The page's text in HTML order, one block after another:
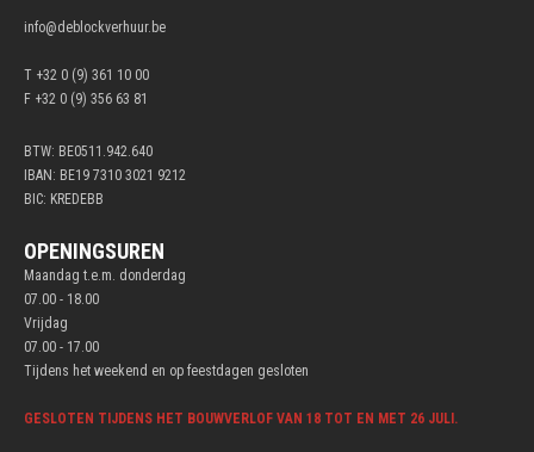
info@deblockverhuur.be
T +32 0 (9) 361 10 00
F +32 0 (9) 356 63 81
BTW: BE0511.942.640
IBAN: BE19 7310 3021 9212
BIC: KREDEBB
OPENINGSUREN
Maandag t.e.m. donderdag
07.00 - 18.00
Vrijdag
07.00 - 17.00
Tijdens het weekend en op feestdagen gesloten
GESLOTEN TIJDENS HET BOUWVERLOF VAN 18 TOT EN MET 26 JULI.